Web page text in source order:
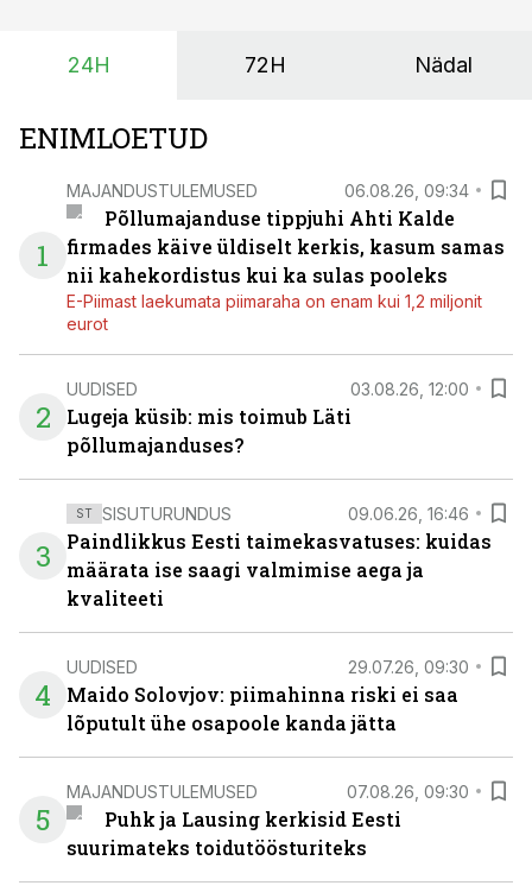
24H 72H Nädal
ENIMLOETUD
1
MAJANDUSTULEMUSED 06.08.26, 09:34
Põllumajanduse tippjuhi Ahti Kalde
firmades käive üldiselt kerkis, kasum samas
nii kahekordistus kui ka sulas pooleks
E-Piimast laekumata piimaraha on enam kui 1,2 miljonit
eurot
2
UUDISED 03.08.26, 12:00
Lugeja küsib: mis toimub Läti
põllumajanduses?
3
ST SISUTURUNDUS 09.06.26, 16:46
Paindlikkus Eesti taimekasvatuses: kuidas
määrata ise saagi valmimise aega ja
kvaliteeti
4
UUDISED 29.07.26, 09:30
Maido Solovjov: piimahinna riski ei saa
lõputult ühe osapoole kanda jätta
5
MAJANDUSTULEMUSED 07.08.26, 09:30
Puhk ja Lausing kerkisid Eesti
suurimateks toidutöösturiteks